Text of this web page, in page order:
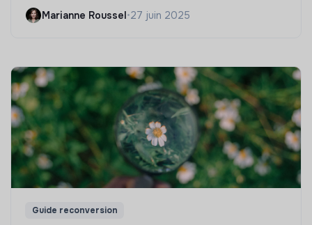
Marianne Roussel•27 juin 2025
Guide reconversion